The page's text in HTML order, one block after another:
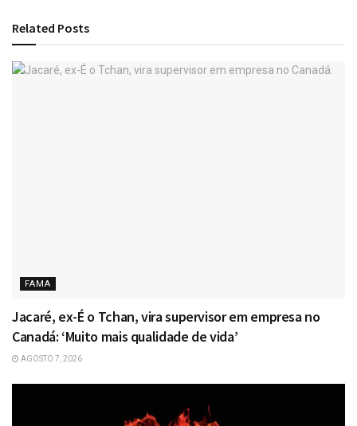
Related Posts
FAMA
Jacaré, ex-É o Tchan, vira supervisor em empresa no
Canadá: ‘Muito mais qualidade de vida’
AGOSTO 7, 2026